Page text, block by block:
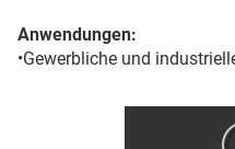
Anwendungen:
•Gewerbliche und